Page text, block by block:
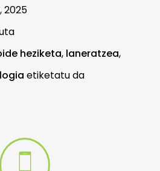
2025
heziketa, laneratzea,
etiketatu da